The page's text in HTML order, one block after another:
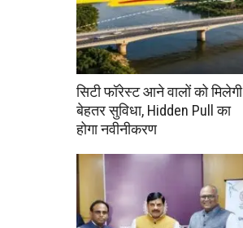
सिटी फॉरेस्ट आने वालों को मिलेगी
बेहतर सुविधा, Hidden Pull का
होगा नवीनीकरण